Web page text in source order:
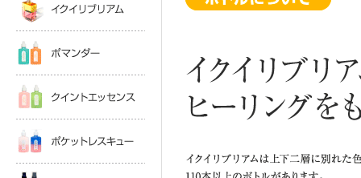
イクイリブリアムは真のあなた
http://aura-soma.jp/online-shop/
これらのボトルの中には、ハー
鉱物界のエネルギーと自然の色
オーラソーマ創始者のヴィッキ
すものであり、古いワインを新
クイントエッセンス
アークエンジェロイ